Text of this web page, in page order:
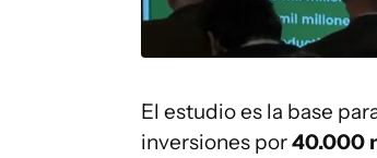
El estudio es la base
inversiones por40.000